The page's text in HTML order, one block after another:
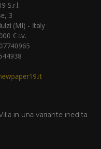
S.r.l.
3
(MI) - Italy
€ i.v.
in una variante inedita